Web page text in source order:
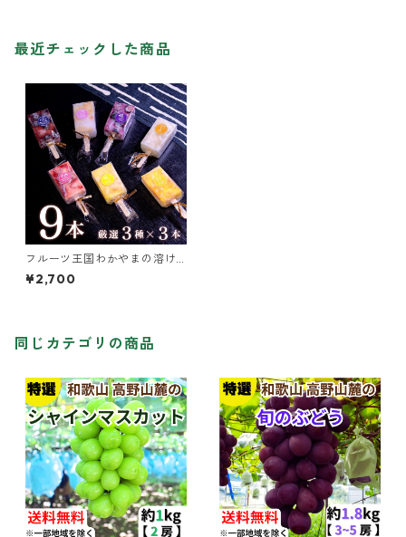
最近チェックした商品
フルーツ王国わかやまの溶け
ない「アイス葛バー」9本（厳
選3種×3本 / 1箱）
¥2,700
同じカテゴリの商品